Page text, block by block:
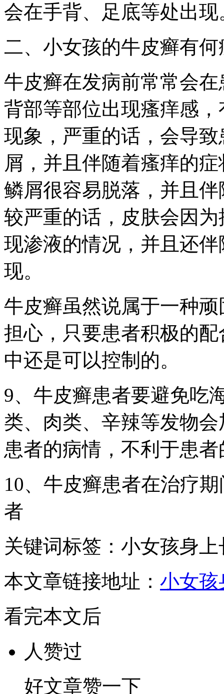
会在手背、足底等处出现
二、小女孩的牛皮癣有何
牛皮癣在发病前常常会
背部等部位出现瘙痒感
现象，严重的话，会导
屑，并且伴随着瘙痒的
鳞屑很容易脱落，并且
较严重的话，皮肤会因
现渗液的情况，并且还
现。
牛皮癣虽然说属于一种
担心，只要患者积极的
中还是可以控制的。
9、牛皮癣患者要避免吃
类、肉类、辛辣等发物
患者的病情，不利于患
10、牛皮癣患者在治疗
者
关键词标签：小女孩身
本文章链接地址： 小女孩
看完本文后
人赞过
好文章赞一下